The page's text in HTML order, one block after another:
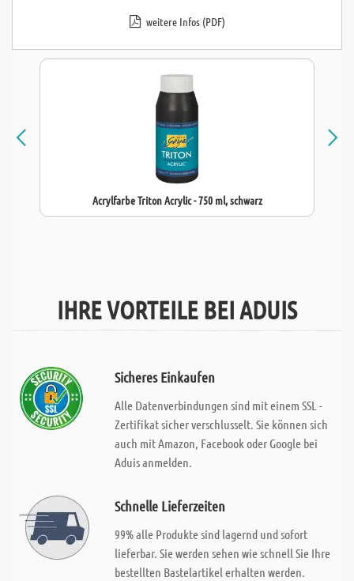
weitere Infos (PDF)
Acrylfarbe Triton Acrylic - 750 ml, schwarz
IHRE VORTEILE BEI ADUIS
Sicheres Einkaufen
Alle Datenverbindungen sind mit einem SSL -
Zertifikat sicher verschlusselt. Sie können sich
auch mit Amazon, Facebook oder Google bei
Aduis anmelden.
Schnelle Lieferzeiten
99% alle Produkte sind lagernd und sofort
lieferbar. Sie werden sehen wie schnell Sie Ihre
bestellten Bastelartikel erhalten werden.